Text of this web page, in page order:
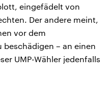
eingefädelt von
Der andere meint,
vor dem
beschädigen – an einen
UMP-Wähler jedenfalls